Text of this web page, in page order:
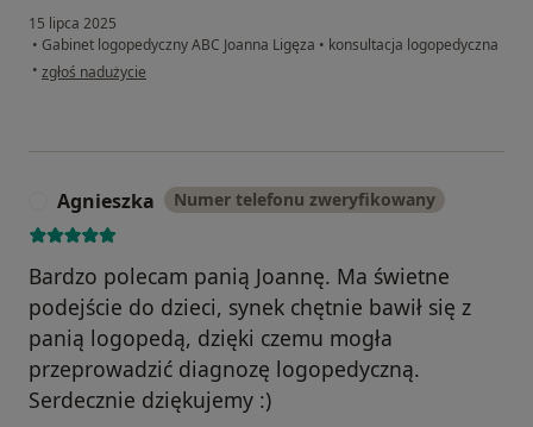
15 lipca 2025
• Gabinet logopedyczny ABC Joanna Ligęza • konsultacja logopedyczna
• w opinii użytkownika K.S.
zgłoś nadużycie
Agnieszka Numer telefonu zweryfikowany
Bardzo polecam panią Joannę. Ma świetne
podejście do dzieci, synek chętnie bawił się z
panią logopedą, dzięki czemu mogła
przeprowadzić diagnozę logopedyczną.
Serdecznie dziękujemy :)